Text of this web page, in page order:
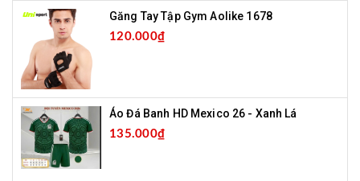
Găng Tay Tập Gym Aolike 1678
120.000₫
Áo Đá Banh HD Mexico 26 - Xanh Lá
135.000₫